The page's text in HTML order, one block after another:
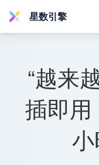
星数引擎
“越来
插即用